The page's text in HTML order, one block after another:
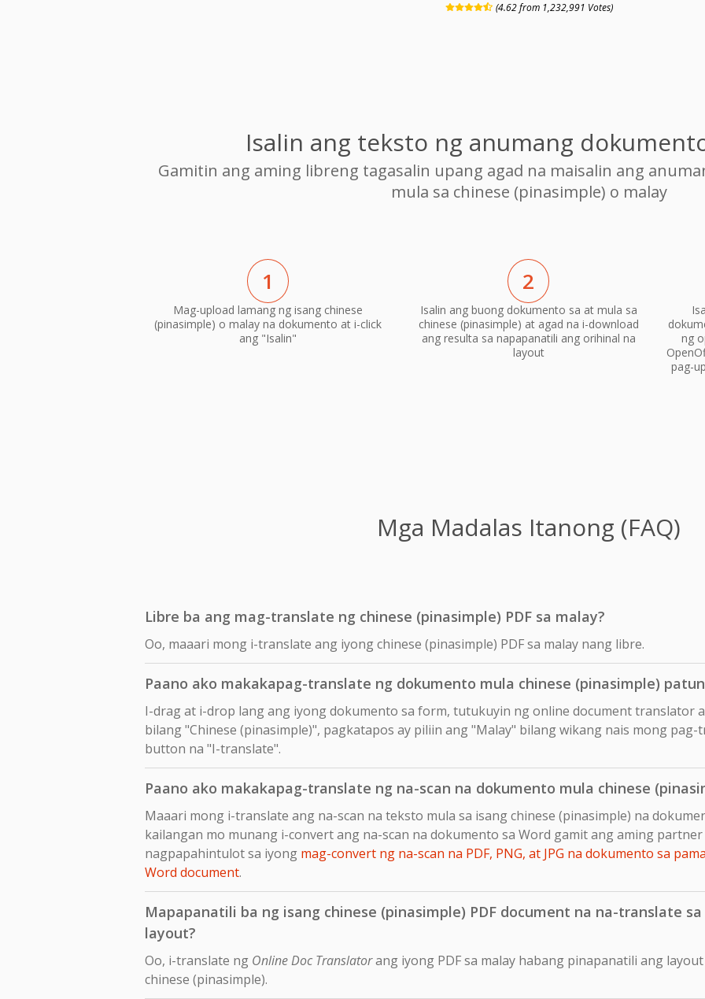
(4.62 from 1,232,991 Votes)
Isalin ang teksto ng anumang
Gamitin ang aming libreng tagasalin upang agad na maisalin ang
mula sa chinese (pinasimple) o malay
1
Mag-upload lamang ng isang chinese
(pinasimple) o malay na dokumento at i-click
ang "Isalin"
2
Isalin ang buong dokumento sa at mula sa
chinese (pinasimple) at agad na i-download
ang resulta sa napapanatili ang orihinal na
layout
ng
pag-
Mga Madalas Itanong (FAQ)
Libre ba ang mag-translate ng chinese (pinasimple) PDF sa malay?
Oo, maaari mong i-translate ang iyong chinese (pinasimple) PDF sa malay nang libre.
Paano ako makakapag-translate ng dokumento mula chinese (pinasimple)
I-drag at i-drop lang ang iyong dokumento sa form, tutukuyin ng online document translator
bilang "Chinese (pinasimple)", pagkatapos ay piliin ang "Malay" bilang wikang nais mong
button na "I-translate".
Paano ako makakapag-translate ng na-scan na dokumento mula chinese
Maaari mong i-translate ang na-scan na teksto mula sa isang chinese (pinasimple) na
kailangan mo munang i-convert ang na-scan na dokumento sa Word gamit ang aming
nagpapahintulot sa iyong mag-convert ng na-scan na PDF, PNG, at JPG na dokumento sa
Word document.
Mapapanatili ba ng isang chinese (pinasimple) PDF document na na-translate
layout?
Oo, i-translate ng Online Doc Translatorang iyong PDF sa malay habang pinapanatili ang
chinese (pinasimple).